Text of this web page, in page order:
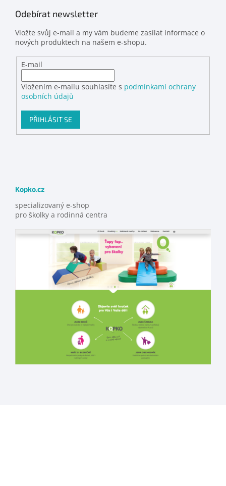
Odebírat newsletter
Vložte svůj e-mail a my vám budeme zasílat informace o
nových produktech na našem e-shopu.
E-mail
Vložením e-mailu souhlasíte s podmínkami ochrany
osobních údajů
PŘIHLÁSIT SE
Kopko.cz
specializovaný e-shop
pro školky a rodinná centra